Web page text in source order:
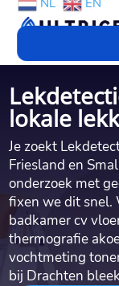
NL EN
lokale
Je zoekt
Friesland en
onderzoek met
fixen we dit snel.​
badkamer cv
thermografie
vochtmeting
bij Drachten